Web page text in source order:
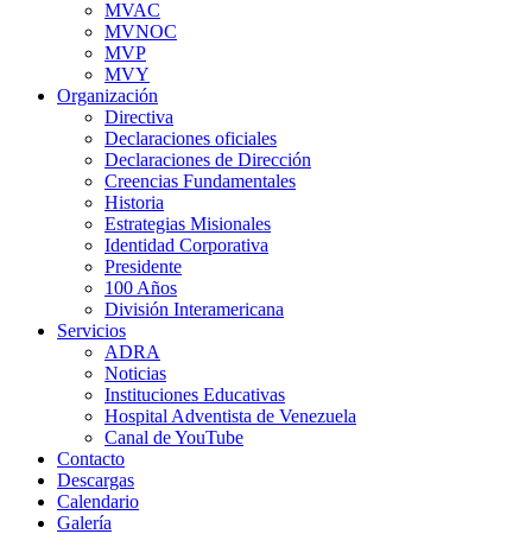
MVAC
MVNOC
MVP
MVY
Organización
Directiva
Declaraciones oficiales
Declaraciones de Dirección
Creencias Fundamentales
Historia
Estrategias Misionales
Identidad Corporativa
Presidente
100 Años
División Interamericana
Servicios
ADRA
Noticias
Instituciones Educativas
Hospital Adventista de Venezuela
Canal de YouTube
Contacto
Descargas
Calendario
Galería